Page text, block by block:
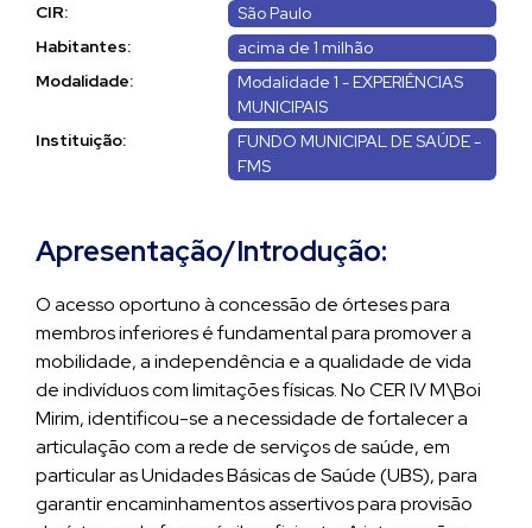
CIR:
São Paulo
Habitantes:
acima de 1 milhão
Modalidade:
Modalidade 1 - EXPERIÊNCIAS
MUNICIPAIS
Instituição:
FUNDO MUNICIPAL DE SAÚDE -
FMS
Apresentação/Introdução:
O acesso oportuno à concessão de órteses para
membros inferiores é fundamental para promover a
mobilidade, a independência e a qualidade de vida
de indivíduos com limitações físicas. No CER IV M\Boi
Mirim, identificou-se a necessidade de fortalecer a
articulação com a rede de serviços de saúde, em
particular as Unidades Básicas de Saúde (UBS), para
garantir encaminhamentos assertivos para provisão